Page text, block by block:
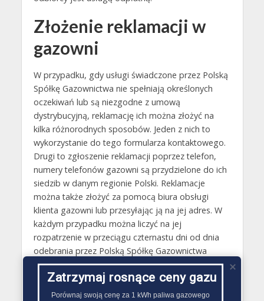
Złożenie reklamacji w
gazowni
W przypadku, gdy usługi świadczone przez Polską
Spółkę Gazownictwa nie spełniają określonych
oczekiwań lub są niezgodne z umową
dystrybucyjną, reklamację ich można złożyć na
kilka różnorodnych sposobów. Jeden z nich to
wykorzystanie do tego formularza kontaktowego.
Drugi to zgłoszenie reklamacji poprzez telefon,
numery telefonów gazowni są przydzielone do ich
siedzib w danym regionie Polski. Reklamacje
można także złożyć za pomocą biura obsługi
klienta gazowni lub przesyłając ją na jej adres. W
każdym przypadku można liczyć na jej
rozpatrzenie w przeciągu czternastu dni od dnia
odebrania przez Polską Spółkę Gazownictwa
reklamacji.
Gazy techniczne Szczekociny
Zatrzymaj rosnące ceny gazu
Porównaj swoją cenę za 1 kWh paliwa gazowego